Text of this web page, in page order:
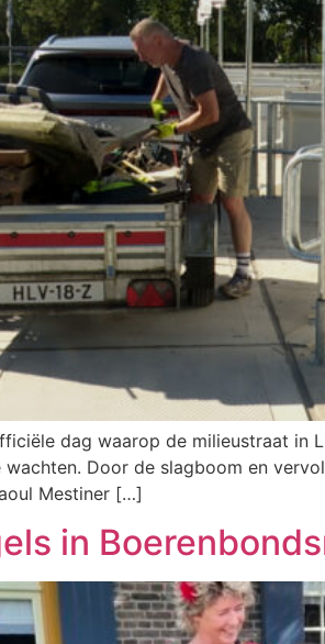
dag waarop de milieustraat
wachten. Door de slagboom en
Mestiner […]
in